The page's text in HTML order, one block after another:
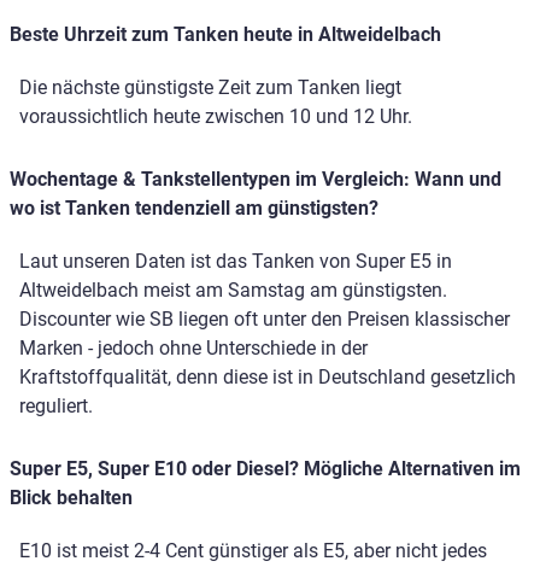
Beste Uhrzeit zum Tanken heute in Altweidelbach
Die nächste günstigste Zeit zum Tanken liegt
voraussichtlich heute zwischen 10 und 12 Uhr.
Wochentage & Tankstellentypen im Vergleich: Wann und
wo ist Tanken tendenziell am günstigsten?
Laut unseren Daten ist das Tanken von Super E5 in
Altweidelbach meist am Samstag am günstigsten.
Discounter wie SB liegen oft unter den Preisen klassischer
Marken - jedoch ohne Unterschiede in der
Kraftstoffqualität, denn diese ist in Deutschland gesetzlich
reguliert.
Super E5, Super E10 oder Diesel? Mögliche Alternativen im
Blick behalten
E10 ist meist 2-4 Cent günstiger als E5, aber nicht jedes